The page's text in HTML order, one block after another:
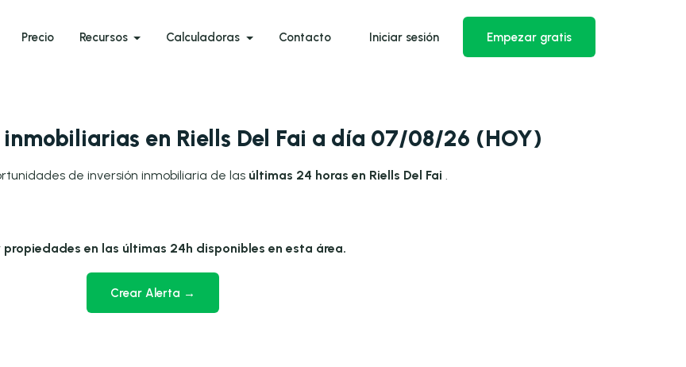
Precio Recursos Calculadoras Contacto Iniciar sesión Empezar gratis
en Riells Del Fai a día 07/08/26 (HOY)
de inversión inmobiliaria de las últimas 24 horas en Riells Del Fai .
propiedades en las últimas 24h disponibles en esta área.
Crear Alerta →